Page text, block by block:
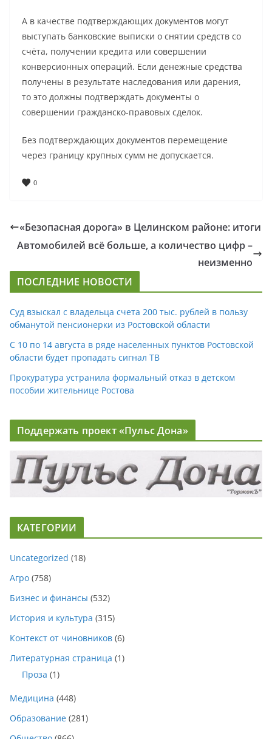
А в качестве подтверждающих документов могут
выступать банковские выписки о снятии средств со
счёта, получении кредита или совершении
конверсионных операций. Если денежные средства
получены в результате наследования или дарения,
то это должны подтверждать документы о
совершении гражданско-правовых сделок.
Без подтверждающих документов перемещение
через границу крупных сумм не допускается.
0
«Безопасная дорога» в Целинском районе: итоги
Автомобилей всё больше, а количество цифр –
неизменно
ПОСЛЕДНИЕ НОВОСТИ
Суд взыскал с владельца счета 200 тыс. рублей в пользу
обманутой пенсионерки из Ростовской области
С 10 по 14 августа в ряде населенных пунктов Ростовской
области будет пропадать сигнал ТВ
Прокуратура устранила формальный отказ в детском
пособии жительнице Ростова
Поддержать проект «Пульс Дона»
КАТЕГОРИИ
Uncategorized (18)
Агро (758)
Бизнес и финансы (532)
История и культура (315)
Контекст от чиновников (6)
Литературная страница (1)
Проза (1)
Медицина (448)
Образование (281)